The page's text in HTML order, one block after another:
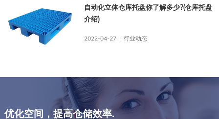
自动化立体仓库托盘你了解多少?(仓库托盘
介绍)
2022-04-27 | 行业动态
优化空间，提高仓储效率.